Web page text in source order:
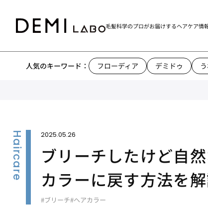
毛髪科学のプロがお届けするヘアケア情
人気のキーワード： フローディア デミドゥ
2025.05.26
ブリーチしたけど自
カラーに戻す方法を
#ブリーチ#ヘアカラー